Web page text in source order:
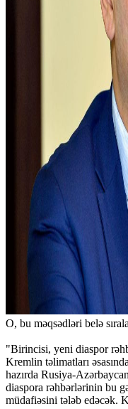
O, bu məqsədləri belə
"Birincisi, yeni diaspor
Kremlin təlimatları
hazırda Rusiya-
diaspora rəhbərlərinin bu
müdafiəsini tələb edəcək.